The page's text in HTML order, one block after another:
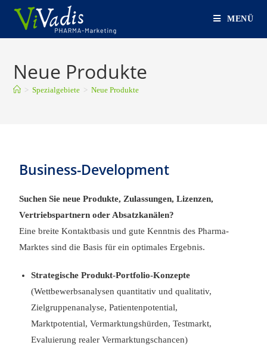
MENÜ
Neue Produkte
> Spezialgebiete > Neue Produkte
Business-Development
Suchen Sie neue Produkte, Zulassungen, Lizenzen,
Vertriebspartnern oder Absatzkanälen?
Eine breite Kontaktbasis und gute Kenntnis des Pharma-
Marktes sind die Basis für ein optimales Ergebnis.
Strategische Produkt-Portfolio-Konzepte
(Wettbewerbsanalysen quantitativ und qualitativ,
Zielgruppenanalyse, Patientenpotential,
Marktpotential, Vermarktungshürden, Testmarkt,
Evaluierung realer Vermarktungschancen)